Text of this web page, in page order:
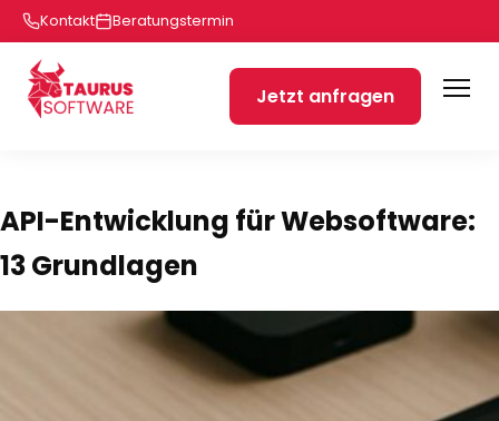
Kontakt Beratungstermin
Jetzt anfragen
API-Entwicklung für Websoftware:
13 Grundlagen